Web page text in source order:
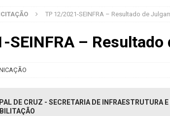
TP 12/2021-SEINFRA – Resultado de
SEINFRA –
DE CRUZ - SECRETARIA DE